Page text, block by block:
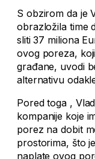
S obzirom da je
obrazložila time
sliti 37 miliona
ovog poreza,
građane, uvodi
alternativu
Pored toga ,
kompanije koje
porez na dobit
prostorima, što
naplate ovog